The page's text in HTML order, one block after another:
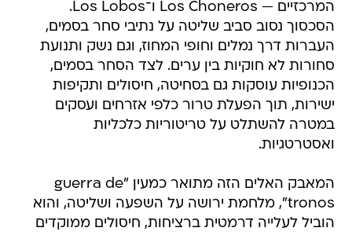
המרכזיים — Los Choneros ו־Los Lobos.
הסכסוך נסוב סביב שליטה על נתיבי סחר בסמים,
העברות דרך נמלים וחופי המחוז, וגם נשק ותנועת
סחורות לא חוקיות בין ערים. לצד הסחר בסמים,
הכנופיות עוסקות גם בסחיטה, חיסולים ותקיפות
ישירות, תוך הפעלת טרור כלפי אזרחים ועסקים
במטרה להשתלט על טריטוריות כלכליות
ואסטרטגיות.
המאבק האלים הזה מתואר כמעין "guerra de
tronos", מלחמת ירושה על השפעה ושליטה, והוא
הוביל לעלייה דרמטית ברציחות, חיסולים ממוקדים